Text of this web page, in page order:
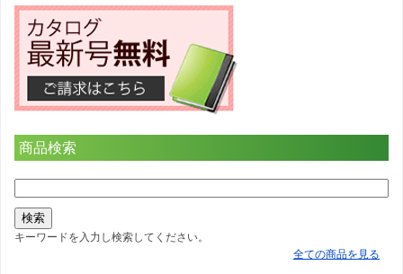
商品検索
キーワードを入力し検索してください。
全ての商品を見る